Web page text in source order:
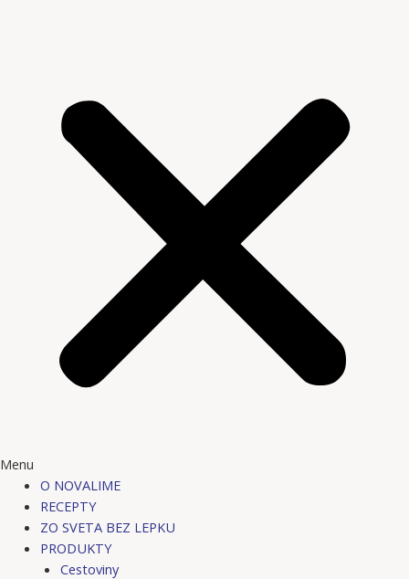
Menu
O NOVALIME
RECEPTY
ZO SVETA BEZ LEPKU
PRODUKTY
Cestoviny